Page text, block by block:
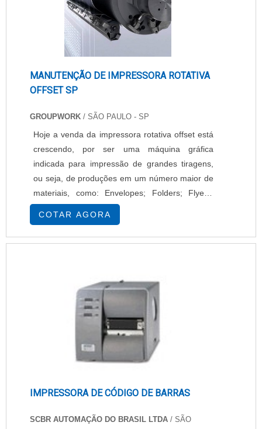
MANUTENÇÃO DE IMPRESSORA ROTATIVA
OFFSET SP
GROUPWORK / SÃO PAULO - SP
Hoje a venda da impressora rotativa offset está
crescendo, por ser uma máquina gráfica
indicada para impressão de grandes tiragens,
ou seja, de produções em um número maior de
materiais, como: Envelopes; Folders; Flyers;
Cartões de visita; Catálogos; Entre outros
materiais gráficos.Desse modo, é indicada para
impressões comerciais de alto volume. Além
realizada com intervalo entre elas muito grande,
COTAR AGORA
IMPRESSORA DE CÓDIGO DE BARRAS
SCBR AUTOMAÇÃO DO BRASIL LTDA / SÃO